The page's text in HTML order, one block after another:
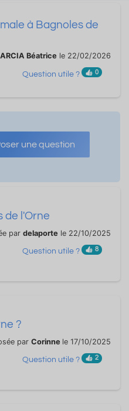
à Bagnoles de
Béatrice le 22/02/2026
Question utile ? 0
une question
de l'Orne
par delaporte le 22/10/2025
Question utile ? 8
?
par Corinne le 17/10/2025
Question utile ? 2